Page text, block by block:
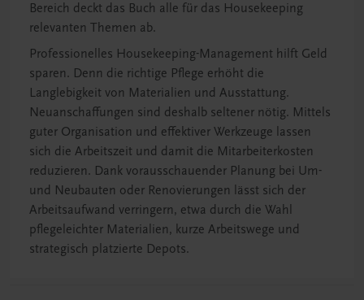
Bereich deckt das Buch alle für das Housekeeping
relevanten Themen ab.
Professionelles Housekeeping-Management hilft Geld
sparen. Denn die richtige Pflege erhöht die
Langlebigkeit von Materialien und Ausstattung.
Neuanschaffungen sind deshalb seltener nötig. Mittels
guter Organisation und effektiver Werkzeuge lassen
sich die Arbeitszeit und damit die Mitarbeiterkosten
reduzieren. Dank vorausschauender Planung bei Um-
und Neubauten oder Renovierungen lässt sich der
Arbeitsaufwand verringern, etwa durch die Wahl
pflegeleichter Materialien, kurze Arbeitswege und
strategisch platzierte Depots.